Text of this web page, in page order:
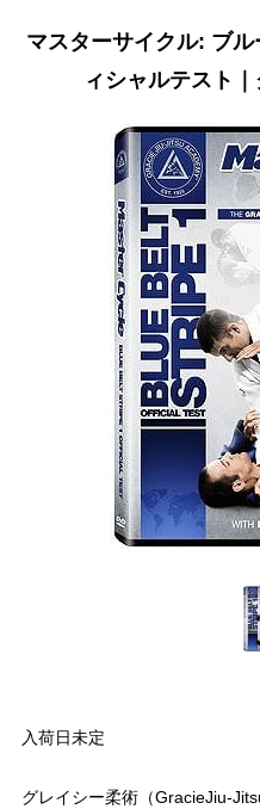
マスターサイクル: ブ
ィシャルテスト
入荷日未定
グレイシー柔術（GracieJiu-